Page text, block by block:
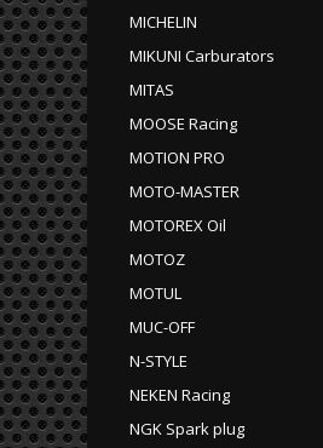
MICHELIN
MIKUNI Carburators
MITAS
MOOSE Racing
MOTION PRO
MOTO-MASTER
MOTOREX Oil
MOTOZ
MOTUL
MUC-OFF
N-STYLE
NEKEN Racing
NGK Spark plug